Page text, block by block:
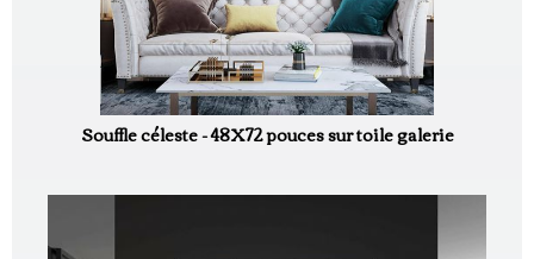
Souffle céleste - 48X72 pouces sur toile galerie